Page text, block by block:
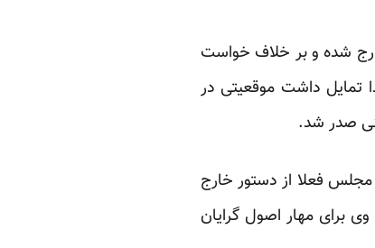
شده و بر خلاف خواست
تمایل داشت موقعیتی در
صدر شد.
فعلا از دستور خارج
برای مهار اصول گرایان